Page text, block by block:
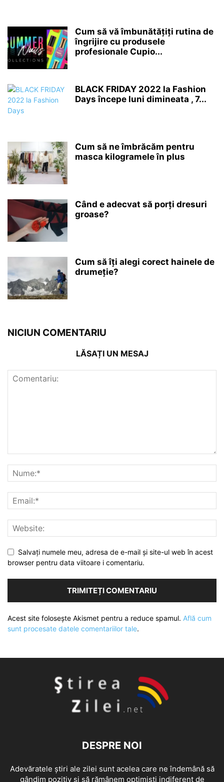
Cum să vă îmbunătățiți rutina de
îngrijire cu produsele
profesionale Cupio...
BLACK FRIDAY 2022 la Fashion
Days începe luni dimineata , 7...
Cum să ne îmbrăcăm pentru
masca kilogramele în plus
Când e adecvat să porți dresuri
groase?
Cum să îți alegi corect hainele de
drumeție?
NICIUN COMENTARIU
LĂSAȚI UN MESAJ
Salvați numele meu, adresa de e-mail și site-ul web în acest
browser pentru data viitoare i comentariu.
Acest site folosește Akismet pentru a reduce spamul. Află cum
sunt procesate datele comentariilor tale.
DESPRE NOI
Adevăratele știri ale zilei sunt acelea care ne îndemână să
gândim pozitiv și să rămânem optimiști indiferent de